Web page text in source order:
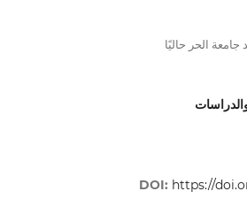
الحر حاليًا
DOI: https://